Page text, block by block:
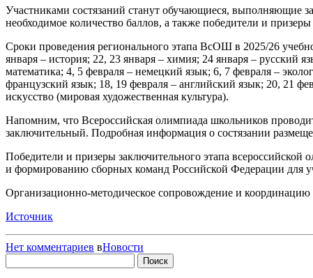
Участниками состязаний станут обучающиеся, выполняющие
необходимое количество баллов, а также победители и
Сроки проведения регионального этапа ВсОШ в 2025/26
января – история; 22, 23 января – химия; 24 января – русский
математика; 4, 5 февраля – немецкий язык; 6, 7 февраля –
французский язык; 18, 19 февраля – английский язык; 20, 21
искусство (мировая художественная культура).
Напомним, что Всероссийская олимпиада школьников
заключительный. Подробная информация о состязании
Победители и призеры заключительного этапа
и формированию сборных команд Российской Федерации для
Организационно-методическое сопровождение и
Источник
Нет комментариев вНовости